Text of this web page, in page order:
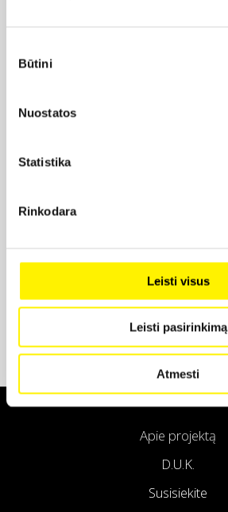
pasirinkimas
Būtini
Nuostatos
Statistika
Rinkodara
Leisti visus
Leisti pasirinkimą
Atmesti
Apie projektą
D.U.K.
Susisiekite